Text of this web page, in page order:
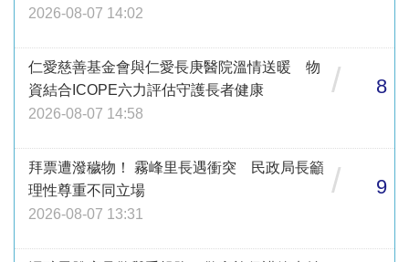
2026-08-07 14:02
仁愛慈善基金會與仁愛長庚醫院溫情送暖 物
資結合ICOPE六力評估守護長者健康
2026-08-07 14:58
/ 8
拜票遭潑穢物！ 霧峰里長遇衝突 民政局長籲
理性尊重不同立場
2026-08-07 13:31
/ 9